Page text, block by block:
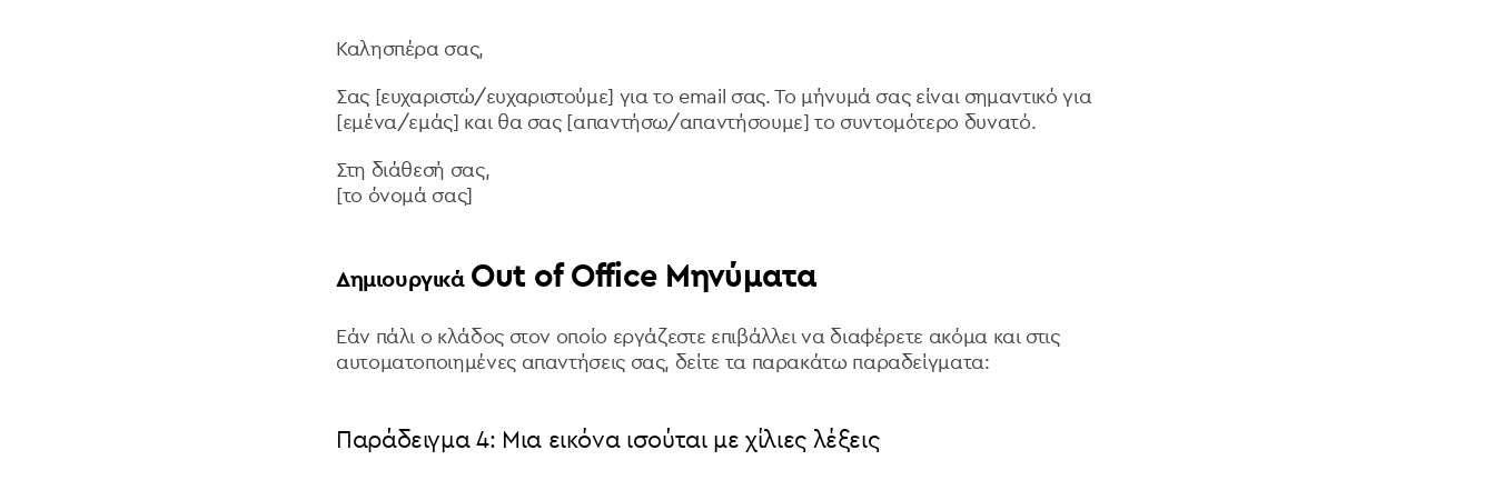
Καλησπέρα σας,
Σας [ευχαριστώ/ευχαριστούμε] για το email σας. Το μήνυμά σας είναι σημαντικό για
[εμένα/εμάς] και θα σας [απαντήσω/απαντήσουμε] το συντομότερο δυνατό.
Στη διάθεσή σας,
[το όνομά σας]
Δημιουργικά Out of Office Μηνύματα
Εάν πάλι ο κλάδος στον οποίο εργάζεστε επιβάλλει να διαφέρετε ακόμα και στις
αυτοματοποιημένες απαντήσεις σας, δείτε τα παρακάτω παραδείγματα:
Παράδειγμα 4: Μια εικόνα ισούται με χίλιες λέξεις